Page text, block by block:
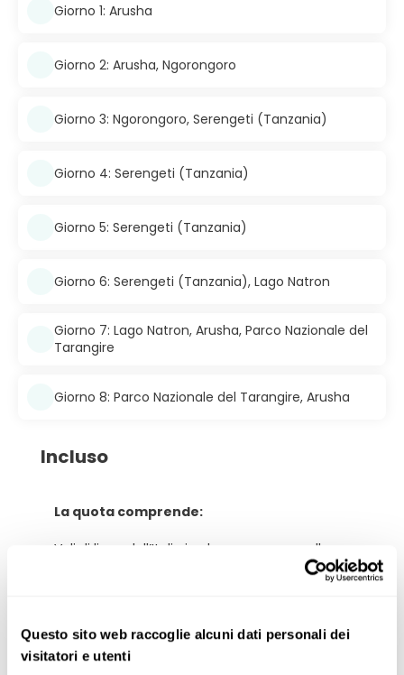
Questo sito web raccoglie alcuni dati personali dei
visitatori e utenti
Giorno 1: Arusha
Giorno 2: Arusha, Ngorongoro
Giorno 3: Ngorongoro, Serengeti (Tanzania)
Giorno 4: Serengeti (Tanzania)
Giorno 5: Serengeti (Tanzania)
Giorno 6: Serengeti (Tanzania), Lago Natron
Giorno 7: Lago Natron, Arusha, Parco Nazionale del
Tarangire
Giorno 8: Parco Nazionale del Tarangire, Arusha
Incluso
La quota comprende:
Voli di linea dall’Italia in classe economy alla
Sistemazione alberghiera in una camera
doppia o singola come sopra indicato;